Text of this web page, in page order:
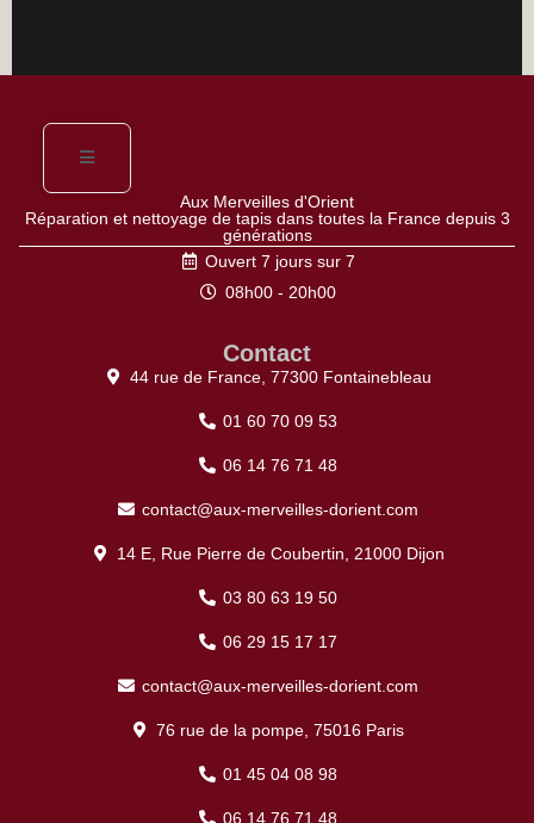
Aux Merveilles d'Orient
Réparation et nettoyage de tapis dans toutes la France depuis 3
générations
Ouvert 7 jours sur 7
08h00 - 20h00
Contact
44 rue de France, 77300 Fontainebleau
01 60 70 09 53
06 14 76 71 48
contact@aux-merveilles-dorient.com
14 E, Rue Pierre de Coubertin, 21000 Dijon
03 80 63 19 50
06 29 15 17 17
contact@aux-merveilles-dorient.com
76 rue de la pompe, 75016 Paris
01 45 04 08 98
06 14 76 71 48